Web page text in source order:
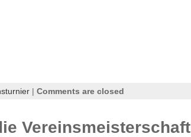
| Comments are closed
Vereinsmeisterschaft